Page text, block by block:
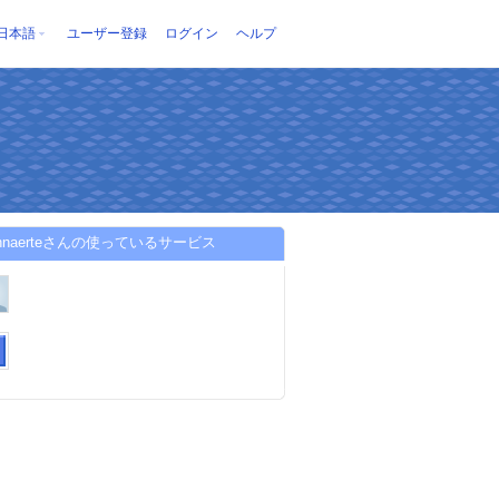
本語 ユーザー登録 ログイン ヘルプ
さんの使っているサービス